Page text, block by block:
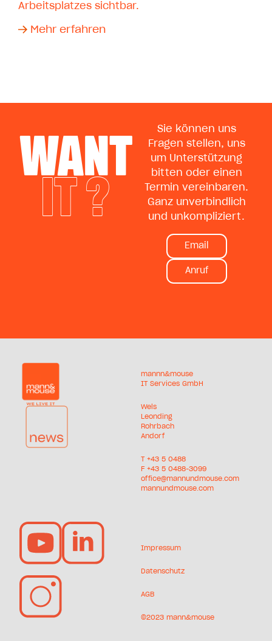
Arbeitsplatzes sichtbar.
Mehr erfahren
WANT
IT ?
Sie können uns
Fragen stellen, uns
um Unterstützung
bitten oder einen
Termin vereinbaren.
Ganz unverbindlich
und unkompliziert.
Email
Anruf
mannn&mouse
IT Services GmbH
Wels
Leonding
Rohrbach
Andorf
T +43 5 0488
F +43 5 0488-3099
office@mannundmouse.com
mannundmouse.com
Impressum
Datenschutz
AGB
©2023 mann&mouse